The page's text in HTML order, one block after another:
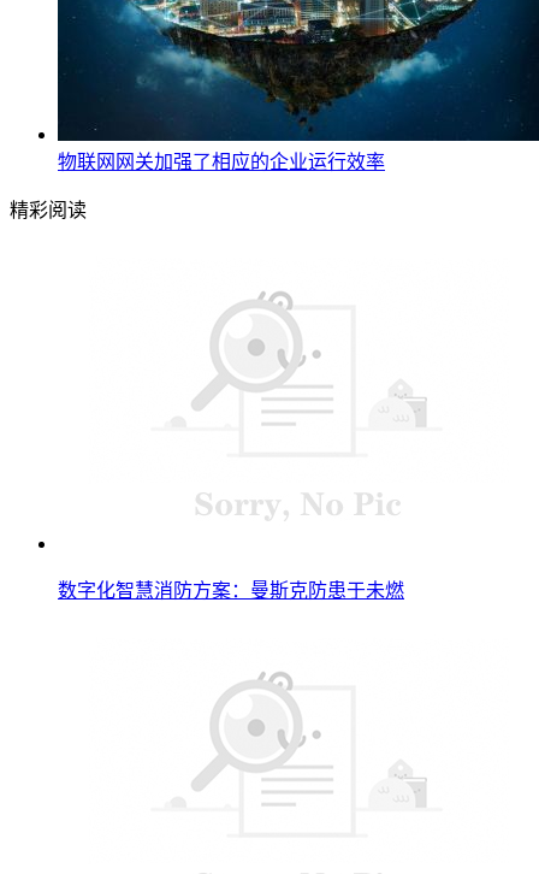
物联网网关加强了相应的企业运行效率
精彩阅读
数字化智慧消防方案：曼斯克防患于未燃